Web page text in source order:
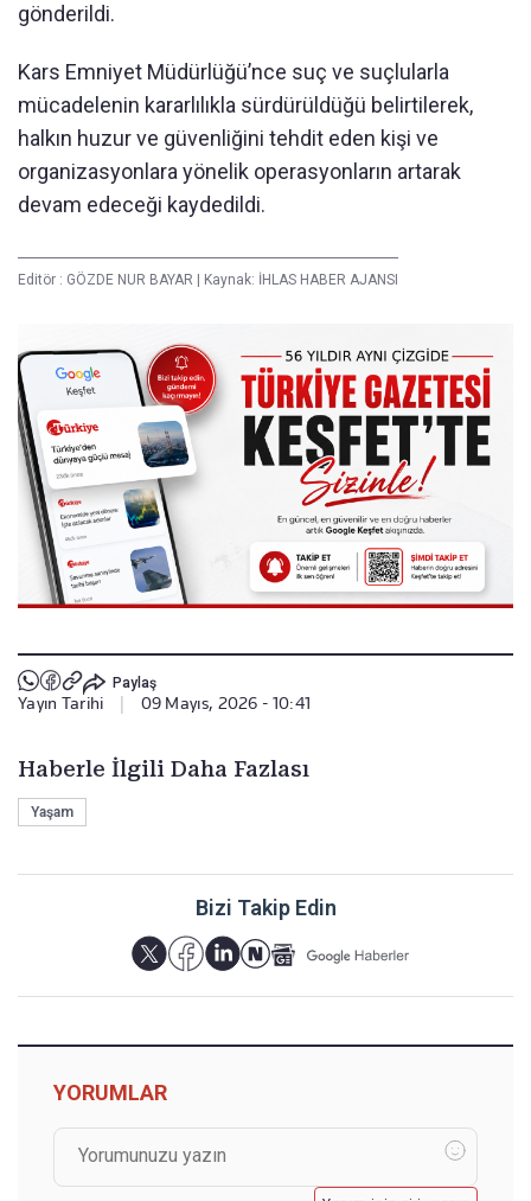
gönderildi.
Kars Emniyet Müdürlüğü’nce suç ve suçlularla
mücadelenin kararlılıkla sürdürüldüğü belirtilerek,
halkın huzur ve güvenliğini tehdit eden kişi ve
organizasyonlara yönelik operasyonların artarak
devam edeceği kaydedildi.
Editör : GÖZDE NUR BAYAR Kaynak: İHLAS HABER AJANSI
Paylaş
Yayın Tarihi 09 Mayıs, 2026 - 10:41
Haberle İlgili Daha Fazlası
Yaşam
Bizi Takip Edin
YORUMLAR